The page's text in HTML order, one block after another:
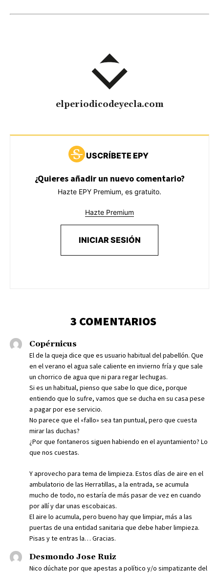
elperiodicodeyecla.com
USCRÍBETE EPY
¿Quieres añadir un nuevo comentario?
Hazte EPY Premium, es gratuito.
Hazte Premium
INICIAR SESIÓN
3 COMENTARIOS
Copérnicus
El de la queja dice que es usuario habitual del pabellón. Que
en el verano el agua sale caliente en invierno fría y que sale
un chorrico de agua que ni para regar lechugas.
Si es un habitual, pienso que sabe lo que dice, porque
entiendo que lo sufre, vamos que se ducha en su casa pese
a pagar por ese servicio.
No parece que el «fallo» sea tan puntual, pero que cuesta
mirar las duchas?
¿Por que fontaneros siguen habiendo en el ayuntamiento? Lo
que nos cuestas.
Y aprovecho para tema de limpieza. Estos días de aire en el
ambulatorio de las Herratillas, a la entrada, se acumula
mucho de todo, no estaría de más pasar de vez en cuando
por allí y dar unas escobaicas.
El aire lo acumula, pero bueno hay que limpiar, más a las
puertas de una entidad sanitaria que debe haber limpieza.
Pisas y te entras la… Gracias.
Desmondo Jose Ruiz
Nico dúchate por que apestas a político y/o simpatizante del